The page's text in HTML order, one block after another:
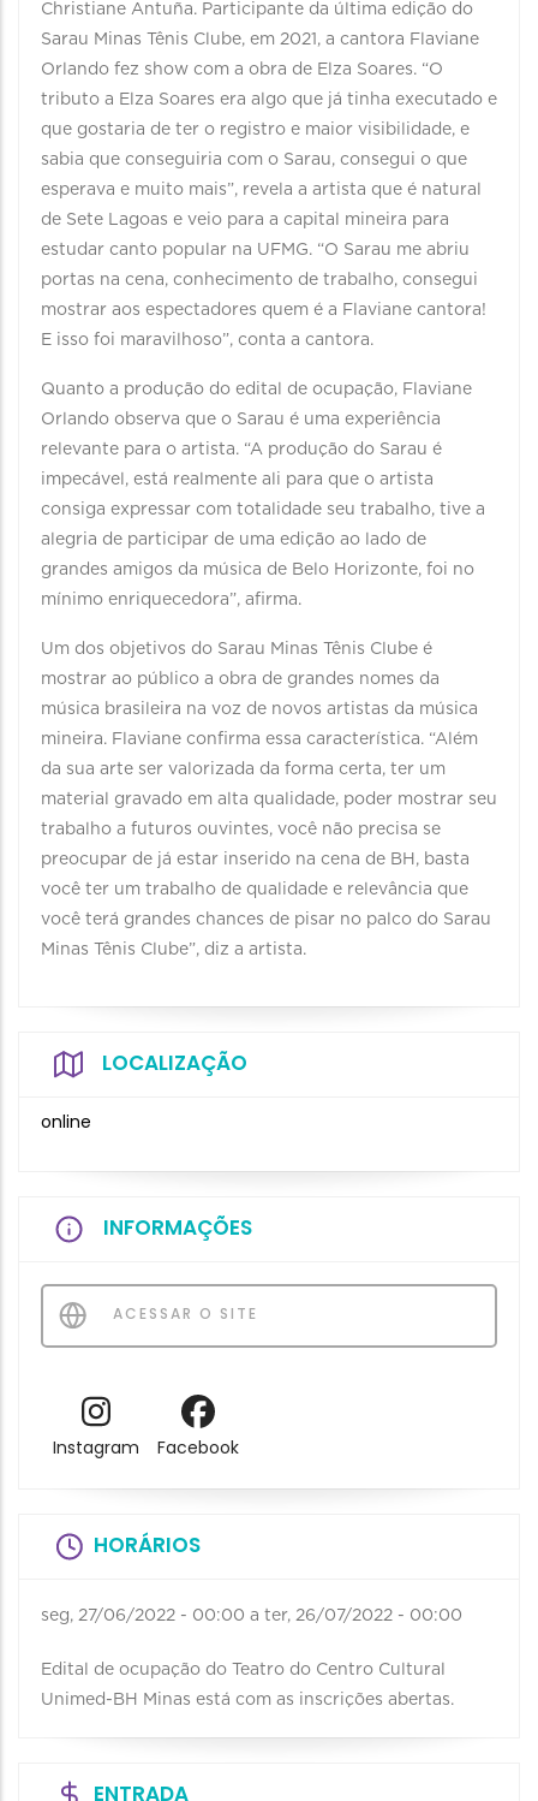
Christiane Antuña. Participante da última edição do
Sarau Minas Tênis Clube, em 2021, a cantora Flaviane
Orlando fez show com a obra de Elza Soares. “O
tributo a Elza Soares era algo que já tinha executado e
que gostaria de ter o registro e maior visibilidade, e
sabia que conseguiria com o Sarau, consegui o que
esperava e muito mais”, revela a artista que é natural
de Sete Lagoas e veio para a capital mineira para
estudar canto popular na UFMG. “O Sarau me abriu
portas na cena, conhecimento de trabalho, consegui
mostrar aos espectadores quem é a Flaviane cantora!
E isso foi maravilhoso”, conta a cantora.
Quanto a produção do edital de ocupação, Flaviane
Orlando observa que o Sarau é uma experiência
relevante para o artista. “A produção do Sarau é
impecável, está realmente ali para que o artista
consiga expressar com totalidade seu trabalho, tive a
alegria de participar de uma edição ao lado de
grandes amigos da música de Belo Horizonte, foi no
mínimo enriquecedora”, afirma.
Um dos objetivos do Sarau Minas Tênis Clube é
mostrar ao público a obra de grandes nomes da
música brasileira na voz de novos artistas da música
mineira. Flaviane confirma essa característica. “Além
da sua arte ser valorizada da forma certa, ter um
material gravado em alta qualidade, poder mostrar seu
trabalho a futuros ouvintes, você não precisa se
preocupar de já estar inserido na cena de BH, basta
você ter um trabalho de qualidade e relevância que
você terá grandes chances de pisar no palco do Sarau
Minas Tênis Clube”, diz a artista.
LOCALIZAÇÃO
online
INFORMAÇÕES
ACESSAR O SITE
Instagram Facebook
HORÁRIOS
seg, 27/06/2022 - 00:00 a ter, 26/07/2022 - 00:00
Edital de ocupação do Teatro do Centro Cultural
Unimed-BH Minas está com as inscrições abertas.
ENTRADA